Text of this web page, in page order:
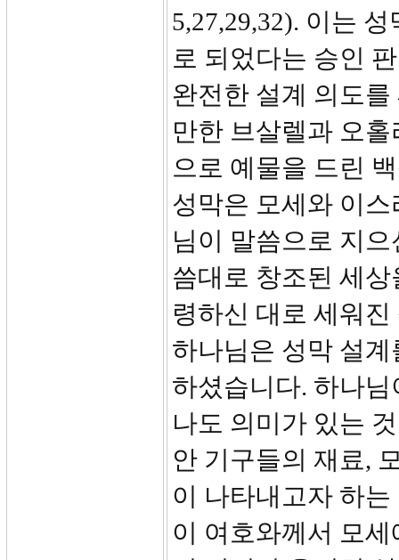
5,27,29,32). 이는
로 되었다는 승인
완전한 설계 의도
만한 브살렐과 오
으로 예물을 드린
성막은 모세와 이
님이 말씀으로 지
씀대로 창조된 세
령하신 대로 세워
하나님은 성막 설
하셨습니다. 하나
나도 의미가 있는
안 기구들의 재료,
이 나타내고자 하
이 여호와께서 모